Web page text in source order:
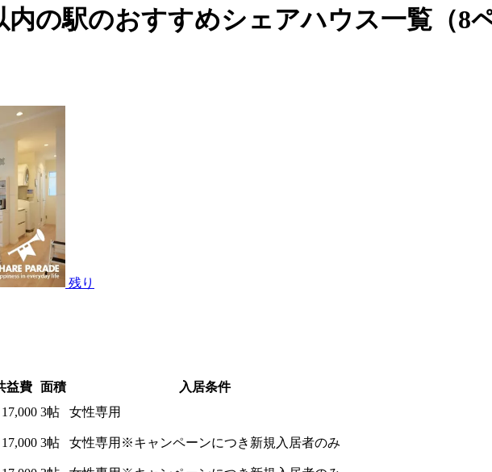
内の駅のおすすめシェアハウス一覧（8
残り
益費 面積 入居条件
17,000 3帖 女性専用
17,000 3帖 女性専用※キャンペーンにつき新規入居者のみ